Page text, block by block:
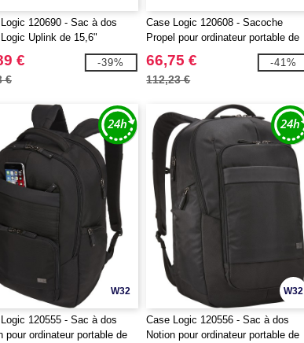
120690 - Sac à dos
Uplink de 15,6"
€
€
-39%
Case Logic 120608 - Sacoche
Propel pour ordinateur portable de
15,6"
66,75 €
112,23 €
-41%
W32
120555 - Sac à dos
pour ordinateur portable de
W32
Case Logic 120556 - Sac à dos
Notion pour ordinateur portable de